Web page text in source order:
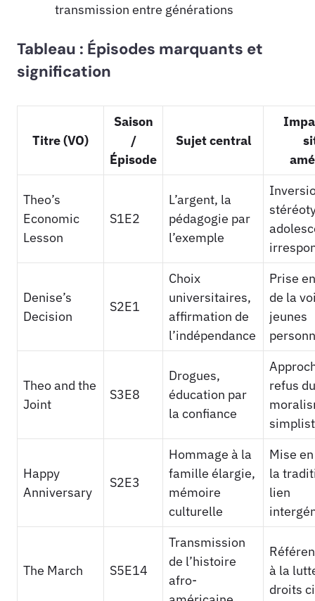
transmission entre générations
Tableau : Épisodes marquants et
signification
Titre (VO)
Saison
/
Épisode
Sujet central
Theo’s
Economic
Lesson
S1E2
L’argent, la
pédagogie par
l’exemple
Denise’s
Decision
S2E1
Choix
universitaires,
affirmation de
l’indépendance
Prise
de la
jeunes
Theo and the
Joint
S3E8
Drogues,
éducation par
la confiance
refus du
Happy
Anniversary
S2E3
Hommage à la
famille élargie,
mémoire
culturelle
Mise
la
lien
The March S5E14
Transmission
de l’histoire
afro-
à la
droits